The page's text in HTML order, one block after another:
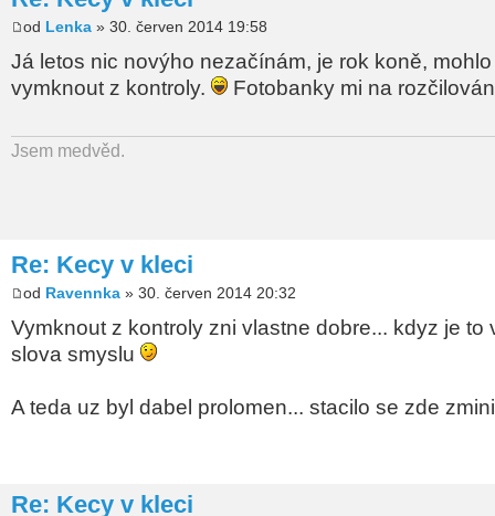
od Lenka » 30. červen 2014 19:58
Já letos nic novýho nezačínám, je rok koně,
vymknout z kontroly.
Fotobanky mi na
Jsem medvěd.
Re: Kecy v kleci
od Ravennka » 30. červen 2014 20:32
Vymknout z kontroly zni vlastne dobre... kdyz je to
slova smyslu
A teda uz byl dabel prolomen... stacilo se zde
Re: Kecy v kleci